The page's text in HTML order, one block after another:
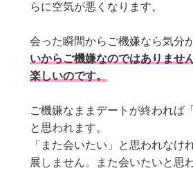
らに空気が悪くなります。
会った瞬間からご機嫌なら気分
いからご機嫌なのではありませ
楽しいのです。
ご機嫌なままデートが終われば
と思われます。
「また会いたい」と思われなけ
展しません。また会いたいと思